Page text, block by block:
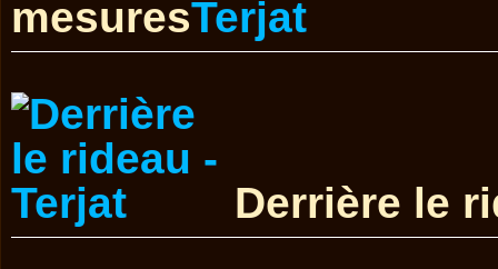
mesures
Derrière le